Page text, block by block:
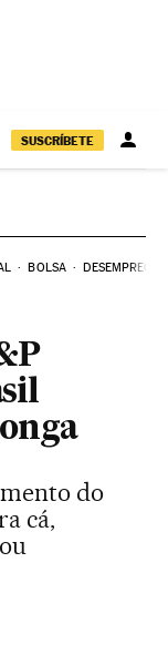
SUSCRÍBETE
BOLSA DESEMPREGO
do
cá,